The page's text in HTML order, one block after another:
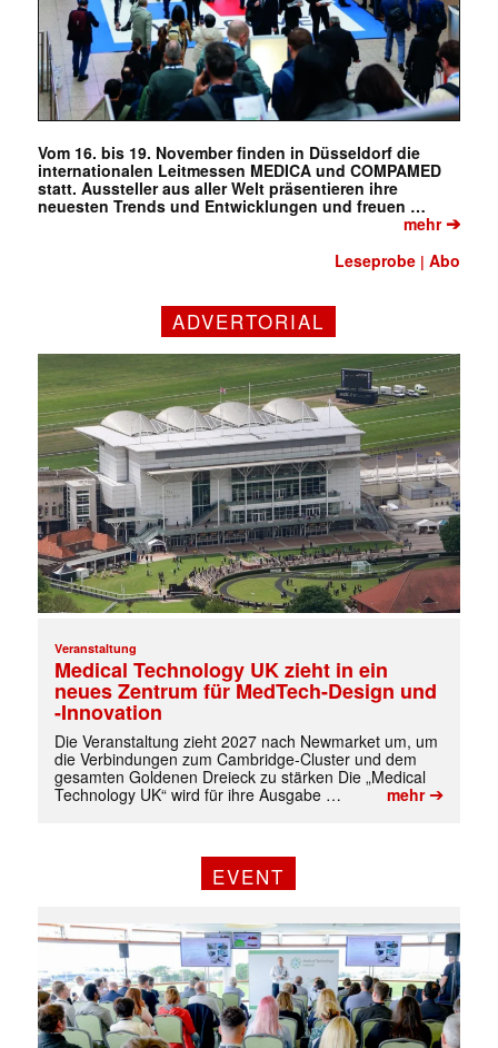
Mit dem |transkript-Newsletter
✕
Vom 16. bis 19. November finden in Düsseldorf die
internationalen Leitmessen MEDICA und COMPAMED
statt. Aussteller aus aller Welt präsentieren ihre
neuesten Trends und Entwicklungen und freuen …
mehr➔
Leseprobe |Abo
ADVERTORIAL
Veranstaltung
Medical Technology UK zieht in ein
neues Zentrum für MedTech-Design und
-Innovation
Die Veranstaltung zieht 2027 nach Newmarket um, um
die Verbindungen zum Cambridge-Cluster und dem
gesamten Goldenen Dreieck zu stärken Die „Medical
Technology UK“ wird für ihre Ausgabe …
mehr➔
EVENT